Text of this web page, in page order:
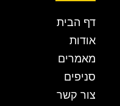
דף הבית
אודות
מאמרים
סניפים
צור קשר